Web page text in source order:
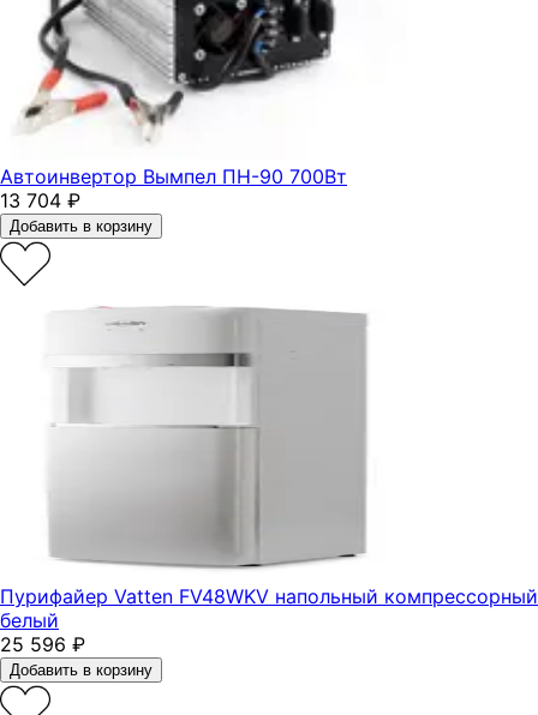
Автоинвертор Вымпел ПН-90 700Вт
13 704 ₽
Добавить в корзину
Пурифайер Vatten FV48WKV напольный компрессорный
белый
25 596 ₽
Добавить в корзину